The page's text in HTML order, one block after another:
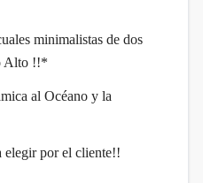
minimalistas de dos
Alto !!*
al Océano y la
elegir por el cliente!!